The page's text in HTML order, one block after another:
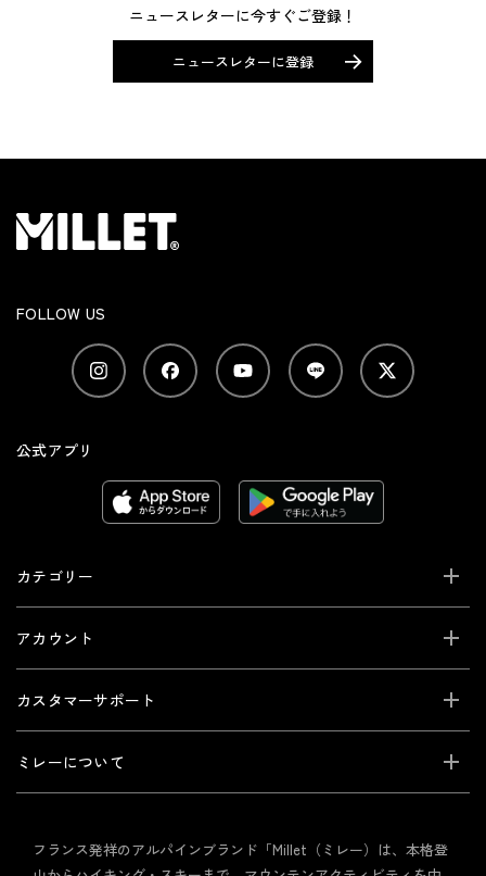
ニュースレターに今すぐご登録！
ニュースレターに登録
FOLLOW US
公式アプリ
カテゴリー
アカウント
カスタマーサポート
ミレーについて
フランス発祥のアルパインブランド「Millet（ミレー）は、本格登